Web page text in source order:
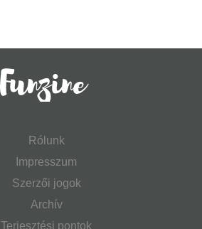
Rólunk
Impresszum
Szerzői jogok
Archív
Terjesztési pontok